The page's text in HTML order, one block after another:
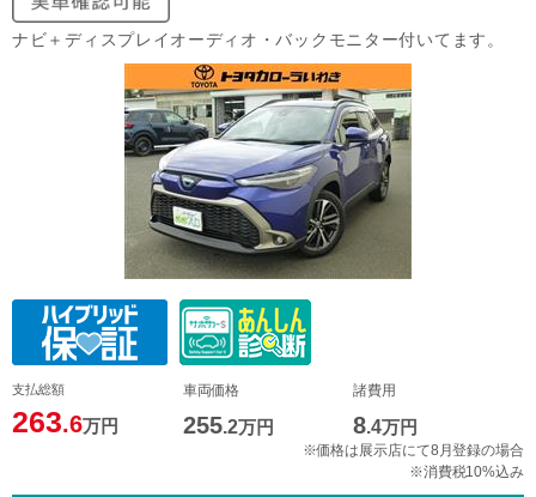
ナビ＋ディスプレイオーディオ・バックモニター付いてます。
支払総額
263.6万円
車両価格
255.2万円
諸費用
8.4万円
※価格は展示店にて8月登録の場合
※消費税10%込み